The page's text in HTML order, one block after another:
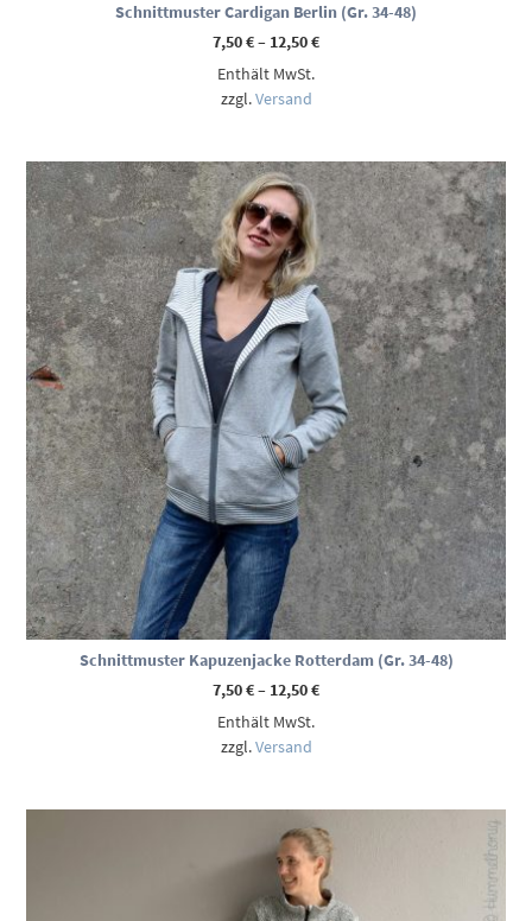
Schnittmuster Cardigan Berlin (Gr. 34-48)
7,50€– 12,50€Preisspanne:
Enthält MwSt.
zzgl.Versand
Schnittmuster Kapuzenjacke Rotterdam (Gr. 34-48)
7,50€– 12,50€Preisspanne:
Enthält MwSt.
zzgl.Versand